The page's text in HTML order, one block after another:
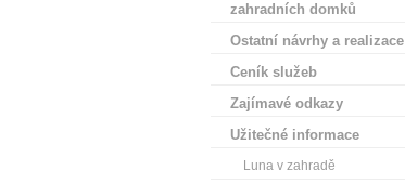
zahradních domků
Ostatní návrhy a realizace
Ceník služeb
Zajímavé odkazy
Užitečné informace
Luna v zahradě